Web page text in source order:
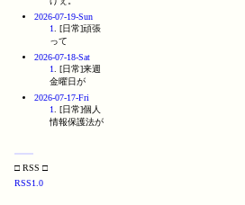
2026-07-19-Sun
1
. [日常]頑張
って
2026-07-18-Sat
1
. [日常]来週
金曜日が
2026-07-17-Fri
1
. [日常]個人
情報保護法が
□ RSS □
RSS1.0